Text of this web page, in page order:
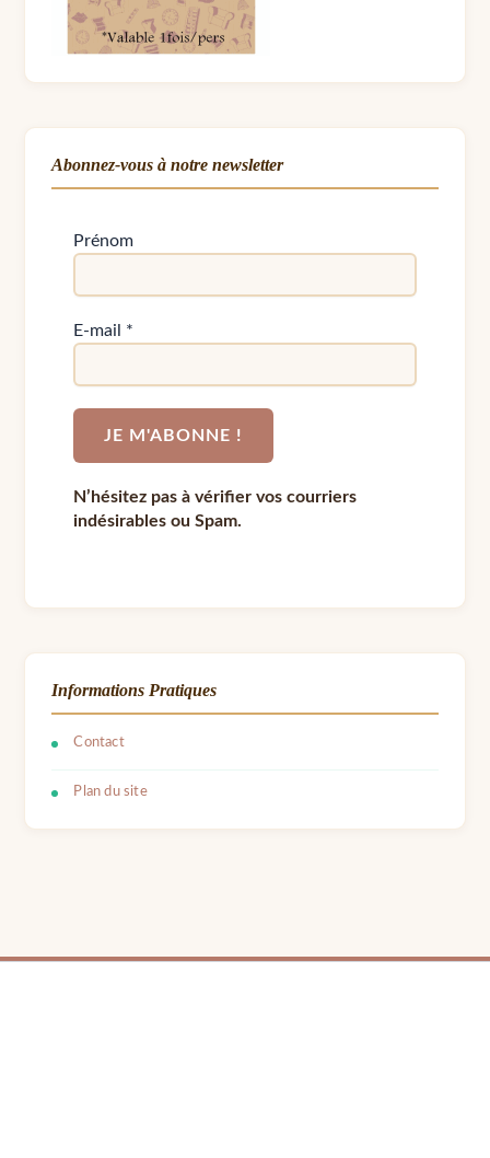
Abonnez-vous à notre newsletter
Prénom
E-mail *
N’hésitez pas à vérifier vos courriers
indésirables ou Spam.
Informations Pratiques
Contact
Plan du site